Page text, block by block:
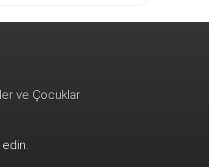
ve Çocuklar